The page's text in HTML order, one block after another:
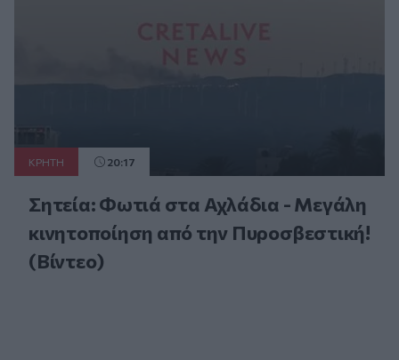
ΚΡΗΤΗ 20:17
Σητεία: Φωτιά στα Αχλάδια - Μεγάλη
κινητοποίηση από την Πυροσβεστική!
(Βίντεο)